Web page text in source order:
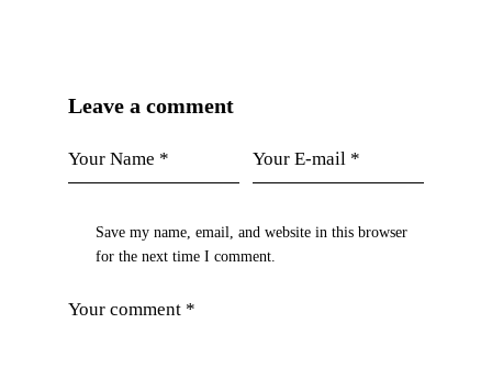
Leave a comment
Save my name, email, and website in this browser
for the next time I comment.